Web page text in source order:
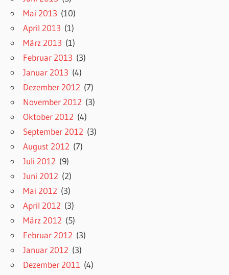
Mai 2013 (10)
April 2013 (1)
März 2013 (1)
Februar 2013 (3)
Januar 2013 (4)
Dezember 2012 (7)
November 2012 (3)
Oktober 2012 (4)
September 2012 (3)
August 2012 (7)
Juli 2012 (9)
Juni 2012 (2)
Mai 2012 (3)
April 2012 (3)
März 2012 (5)
Februar 2012 (3)
Januar 2012 (3)
Dezember 2011 (4)